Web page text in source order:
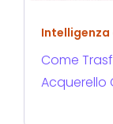
Come
Acquerello